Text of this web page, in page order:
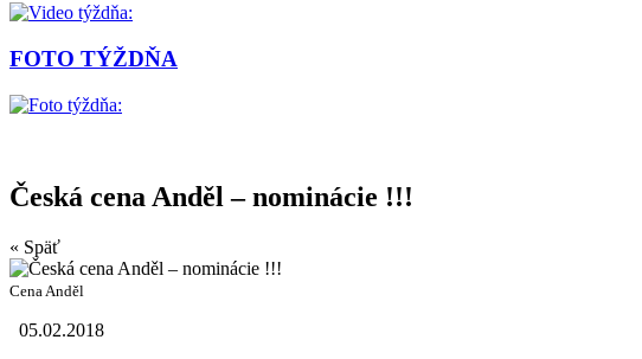
FOTO TÝŽDŇA
Česká cena Anděl – nominácie !!!
« Späť
Cena Anděl
05.02.2018